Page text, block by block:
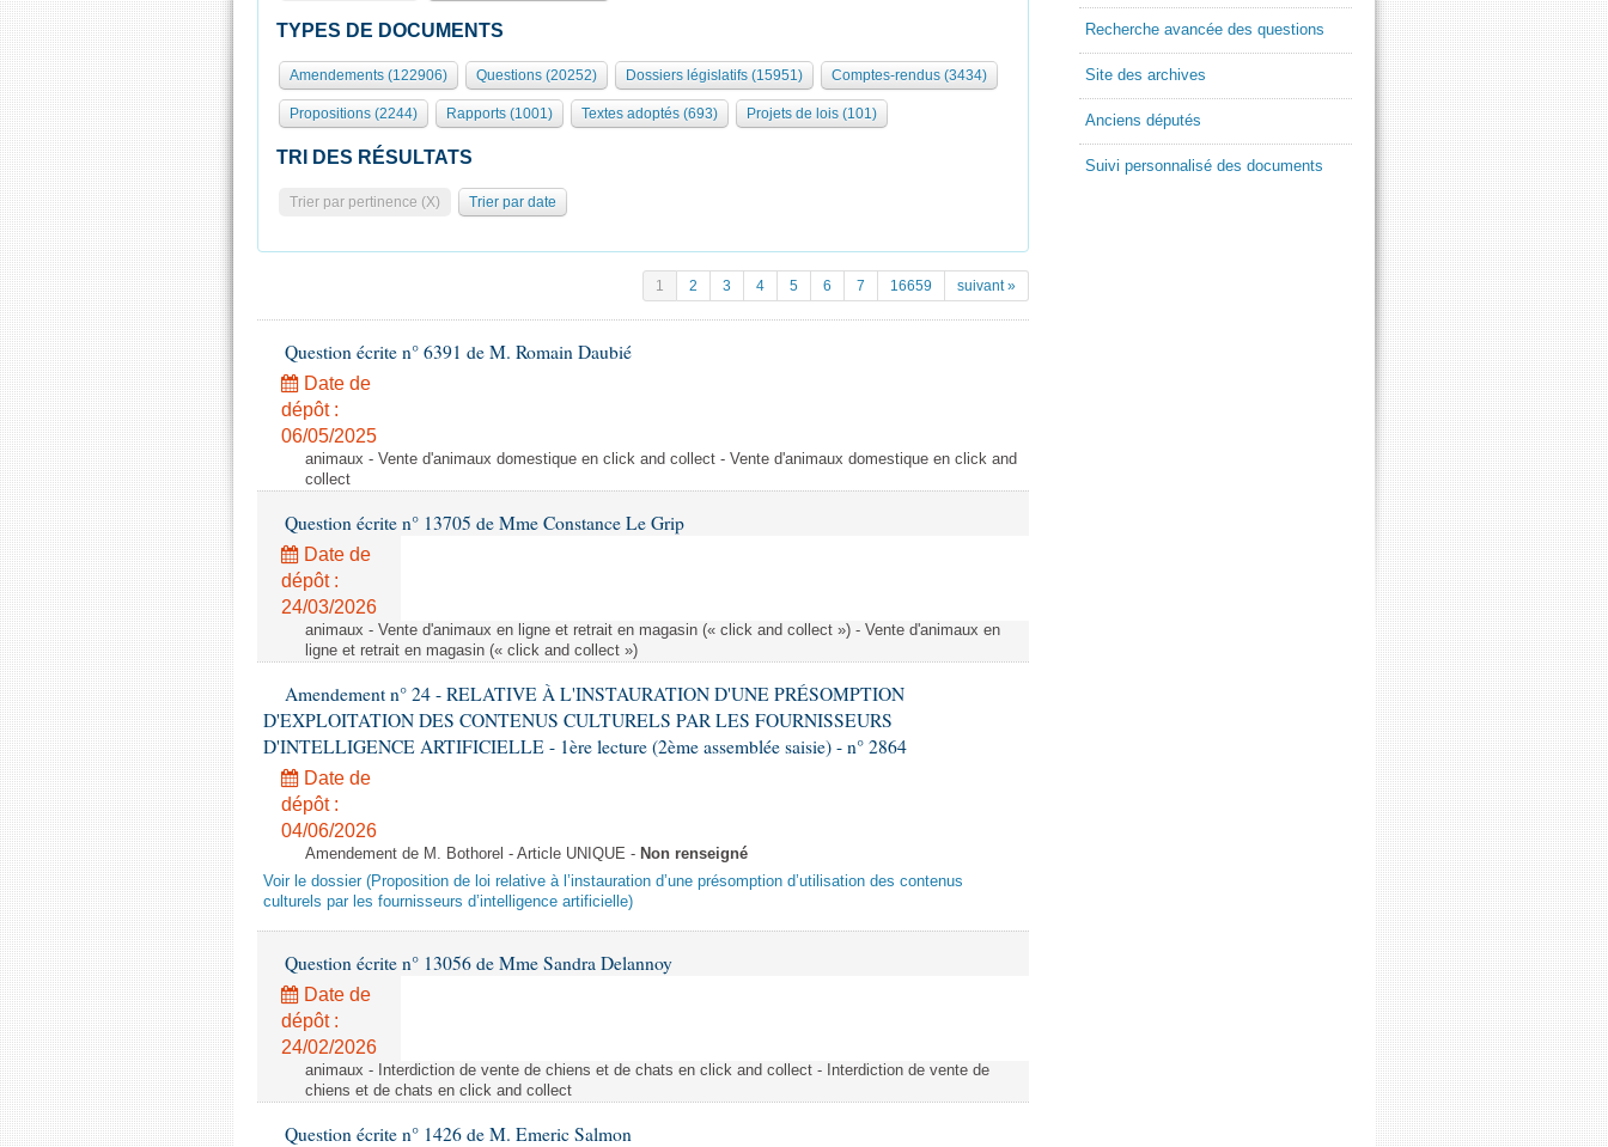
TYPES DE DOCUMENTS
Amendements (122906) Questions (20252) Dossiers législatifs (15951) Comptes-rendus (3434)
Propositions (2244) Rapports (1001) Textes adoptés (693) Projets de lois (101)
TRI DES RÉSULTATS
Trier par pertinence (X) Trier par date
1 2 3 4 5 6 7 16659 suivant »
Question écrite n° 6391 de M. Romain Daubié
Date de
dépôt :
06/05/2025
animaux - Vente d'animaux domestique en click and collect - Vente d'animaux domestique en click and
collect
Question écrite n° 13705 de Mme Constance Le Grip
Date de
dépôt :
24/03/2026
animaux - Vente d'animaux en ligne et retrait en magasin (« click and collect ») - Vente d'animaux en
ligne et retrait en magasin (« click and collect »)
Amendement n° 24 - RELATIVE À L'INSTAURATION D'UNE PRÉSOMPTION
D'EXPLOITATION DES CONTENUS CULTURELS PAR LES FOURNISSEURS
D'INTELLIGENCE ARTIFICIELLE - 1ère lecture (2ème assemblée saisie) - n° 2864
Date de
dépôt :
04/06/2026
Amendement de M. Bothorel - Article UNIQUE - Non renseigné
Voir le dossier (Proposition de loi relative à l’instauration d’une présomption d’utilisation des contenus
culturels par les fournisseurs d’intelligence artificielle)
Question écrite n° 13056 de Mme Sandra Delannoy
Date de
dépôt :
24/02/2026
animaux - Interdiction de vente de chiens et de chats en click and collect - Interdiction de vente de
chiens et de chats en click and collect
Question écrite n° 1426 de M. Emeric Salmon
Recherche avancée des questions
Site des archives
Anciens députés
Suivi personnalisé des documents